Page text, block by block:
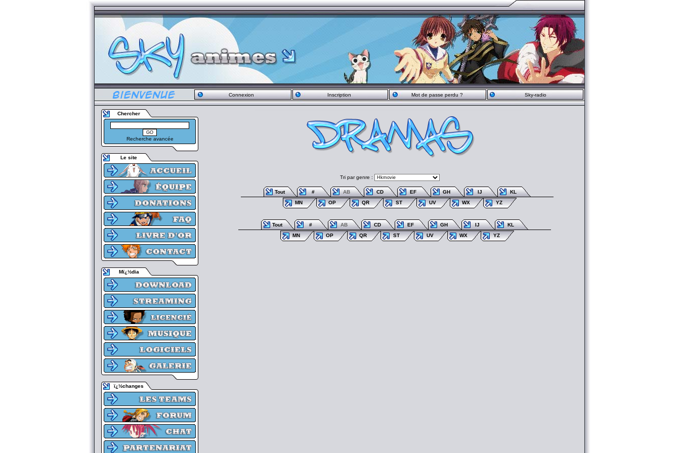
Connexion Inscription Mot de passe perdu ? Sky-radio
Chercher
Recherche avancée
Le site
Mï¿½dia
ï¿½changes
Tri par genre :
Tout # AB CD EF GH IJ
KL
MN
OP QR ST UV WX YZ
Tout # AB CD EF GH IJ
KL
MN
OP QR ST UV WX YZ